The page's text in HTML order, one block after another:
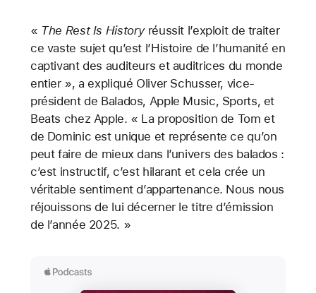
« The Rest Is Historyréussit l’exploit de traiter
ce vaste sujet qu’est l’Histoire de l’humanité en
captivant des auditeurs et auditrices du monde
entier », a expliqué Oliver Schusser, vice-
président de Balados, Apple Music, Sports, et
Beats chez Apple. « La proposition de Tom et
de Dominic est unique et représente ce qu’on
peut faire de mieux dans l’univers des balados :
c’est instructif, c’est hilarant et cela crée un
véritable sentiment d’appartenance. Nous nous
réjouissons de lui décerner le titre d’émission
de l’année 2025. »